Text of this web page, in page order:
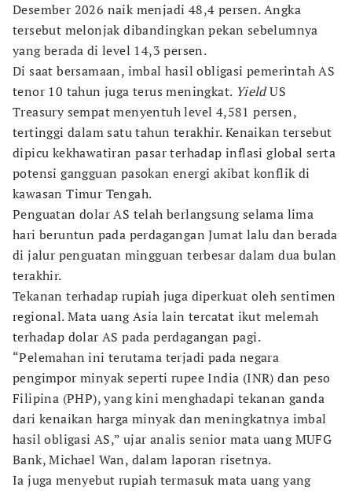
Desember 2026 naik menjadi 48,4 persen. Angka
tersebut melonjak dibandingkan pekan sebelumnya
yang berada di level 14,3 persen.
Di saat bersamaan, imbal hasil obligasi pemerintah AS
tenor 10 tahun juga terus meningkat. YieldUS
Treasury sempat menyentuh level 4,581 persen,
tertinggi dalam satu tahun terakhir. Kenaikan tersebut
dipicu kekhawatiran pasar terhadap inflasi global serta
potensi gangguan pasokan energi akibat konflik di
kawasan Timur Tengah.
Penguatan dolar AS telah berlangsung selama lima
hari beruntun pada perdagangan Jumat lalu dan berada
di jalur penguatan mingguan terbesar dalam dua bulan
terakhir.
Tekanan terhadap rupiah juga diperkuat oleh sentimen
regional. Mata uang Asia lain tercatat ikut melemah
terhadap dolar AS pada perdagangan pagi.
“Pelemahan ini terutama terjadi pada negara
pengimpor minyak seperti rupee India (INR) dan peso
Filipina (PHP), yang kini menghadapi tekanan ganda
dari kenaikan harga minyak dan meningkatnya imbal
hasil obligasi AS,” ujar analis senior mata uang MUFG
Bank, Michael Wan, dalam laporan risetnya.
Ia juga menyebut rupiah termasuk mata uang yang